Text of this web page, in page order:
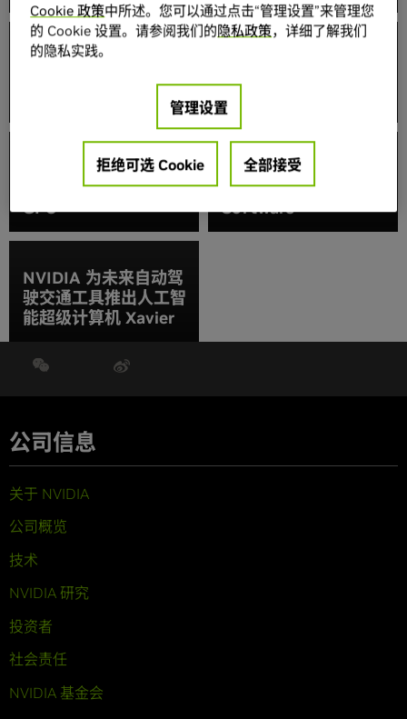
NVIDIA 在全球超算大
会 SC17 上推动高性能
计算发展，研究表明
异彩
Oracle 为其云端产品
配备 NVIDIA Tesla
GPU
黄仁勋：AI Is Eating
Software
NVIDIA 为未来自动驾
驶交通工具推出人工智
能超级计算机 Xavier
公司信息
关于 NVIDIA
公司概览
技术
NVIDIA 研究
投资者
社会责任
NVIDIA 基金会
Cookie 政策中所述。您可以通过点击“管理设置”来管理您
的 Cookie 设置。请参阅我们的隐私政策，详细了解我们
的隐私实践。
管理设置
拒绝可选 Cookie 全部接受